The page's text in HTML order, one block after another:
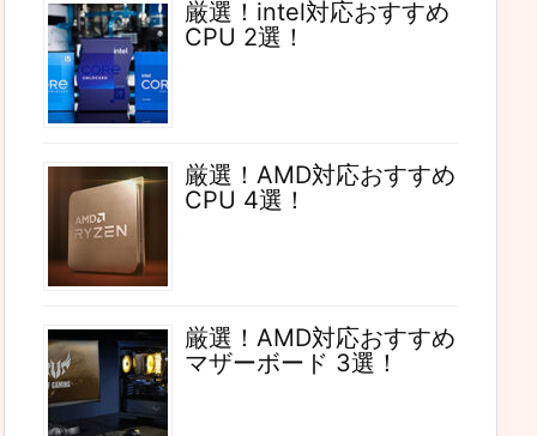
厳選！intel対応おすすめ
CPU 2選！
厳選！AMD対応おすすめ
CPU 4選！
厳選！AMD対応おすすめ
マザーボード 3選！